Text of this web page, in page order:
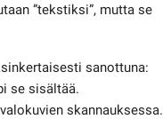
”tekstiksi”, mutta se
sanottuna:
se sisältää.
skannauksessa.